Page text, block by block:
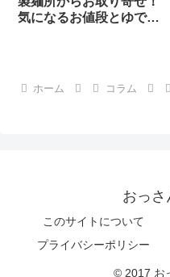
気になるお値段とゆで時
ホーム コラム
おっさ
このサイトについて
プライバシーポリシー
© 2017 お